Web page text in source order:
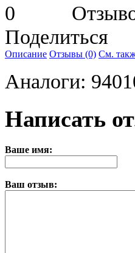
Поделиться
Описание Отзывы (0) См.
Аналоги:
Написать
Ваше имя:
Ваш отзыв: